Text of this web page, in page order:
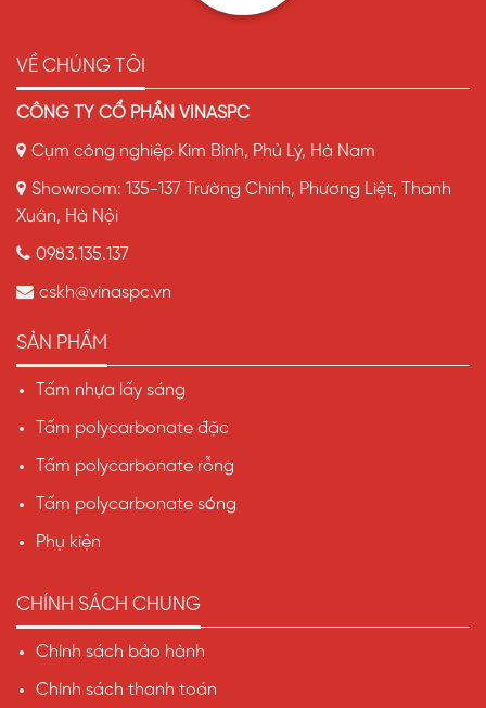
VỀ CHÚNG TÔI
CÔNG TY CỔ PHẦN VINASPC
Cụm công nghiệp Kim Bình, Phủ Lý, Hà Nam
Showroom: 135-137 Trường Chinh, Phương Liệt, Thanh
Xuân, Hà Nội
0983.135.137
cskh@vinaspc.vn
SẢN PHẨM
Tấm nhựa lấy sáng
Tấm polycarbonate đặc
Tấm polycarbonate rỗng
Tấm polycarbonate sóng
Phụ kiện
CHÍNH SÁCH CHUNG
Chính sách bảo hành
Chính sách thanh toán